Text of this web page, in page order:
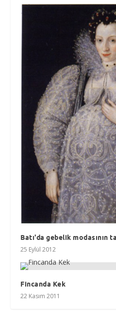
Batı'da gebelik modasının
25 Eylül 2012
Fincanda Kek
22 Kasım 2011